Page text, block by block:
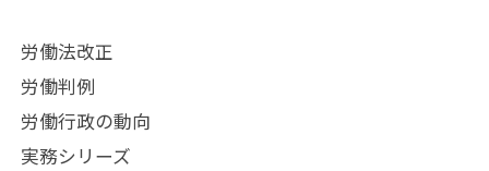
労働法改正
労働判例
労働行政の動向
実務シリーズ